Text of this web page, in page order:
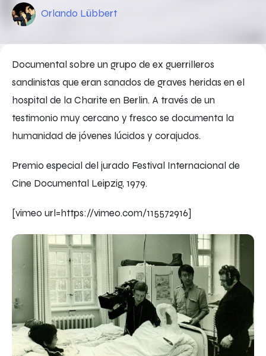
Orlando Lübbert
Documental sobre un grupo de ex guerrilleros
sandinistas que eran sanados de graves heridas en el
hospital de la Charite en Berlin. A través de un
testimonio muy cercano y fresco se documenta la
humanidad de jóvenes lúcidos y corajudos.
Premio especial del jurado Festival Internacional de
Cine Documental Leipzig, 1979.
[vimeo url=https://vimeo.com/115572916]